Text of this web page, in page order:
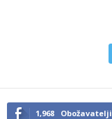
1,968 Obožavatelji